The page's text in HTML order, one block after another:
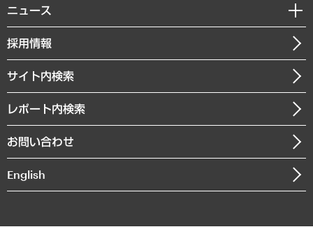
共生・ダイバーシティ
GRC（ガバナンス・リスク・コンプライアンス）・防災（政策）
経済・産業・雇用・労働
まちづくり・観光・交通・スポーツ・スマートシティ
自然資源・農林水産業・食料システム
経営用語集
受託・受注実績（官公庁関連）
メディア掲載・出演
受託案件情報
私たちの想い
社長メッセージ
会社概要
沿革
組織図・本部部室紹介
インドネシア現地法人
ニュース
ニュースリリース
お知らせ
採用情報
サイト内検索
レポート内検索
お問い合わせ
English